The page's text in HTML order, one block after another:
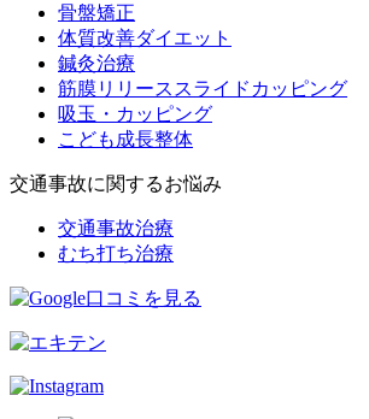
骨盤矯正
体質改善ダイエット
鍼灸治療
筋膜リリーススライドカッピング
吸玉・カッピング
こども成長整体
交通事故に関するお悩み
交通事故治療
むち打ち治療